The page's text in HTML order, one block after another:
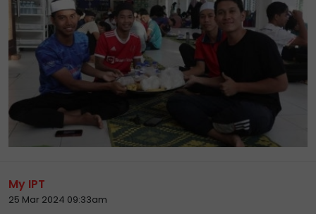
My IPT
25 Mar 2024 09:33am